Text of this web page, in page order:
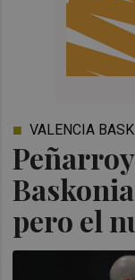
pero el
VALENCIA